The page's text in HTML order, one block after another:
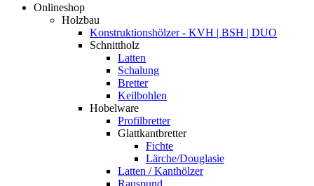
Onlineshop
Holzbau
Konstruktionshölzer - KVH | BSH | DUO
Schnittholz
Latten
Schalung
Bretter
Keilbohlen
Hobelware
Profilbretter
Glattkantbretter
Fichte
Lärche/Douglasie
Latten / Kanthölzer
Rauspund